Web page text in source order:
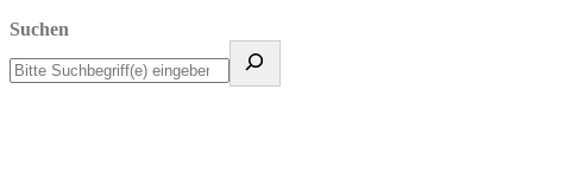
Suchen